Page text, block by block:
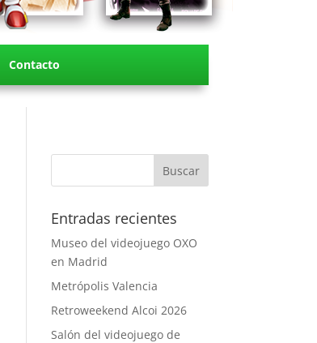
Contacto
Entradas recientes
Museo del videojuego OXO
en Madrid
Metrópolis Valencia
Retroweekend Alcoi 2026
Salón del videojuego de